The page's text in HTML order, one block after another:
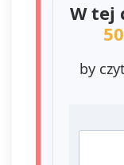
W tej
by